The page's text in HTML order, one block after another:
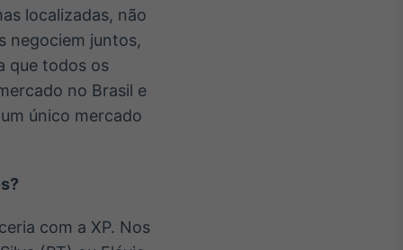
localizadas, não
negociem juntos,
que todos os
no Brasil e
único mercado
com a XP. Nos